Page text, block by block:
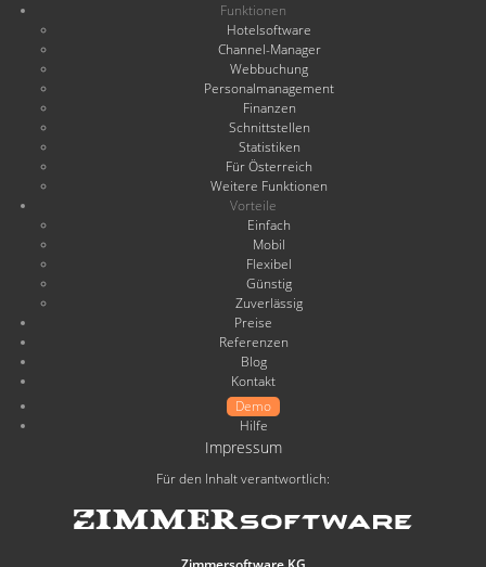
Funktionen
Hotelsoftware
Channel-Manager
Webbuchung
Personalmanagement
Finanzen
Schnittstellen
Statistiken
Für Österreich
Weitere Funktionen
Vorteile
Einfach
Mobil
Flexibel
Günstig
Zuverlässig
Preise
Referenzen
Blog
Kontakt
Demo
Hilfe
Impressum
Für den Inhalt verantwortlich: